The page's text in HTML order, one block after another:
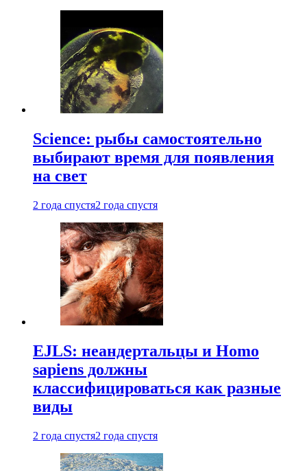
Science: рыбы самостоятельно
выбирают время для появления
на свет
2 года спустя2 года спустя
EJLS: неандертальцы и Homo
sapiens должны
классифицироваться как разные
виды
2 года спустя2 года спустя